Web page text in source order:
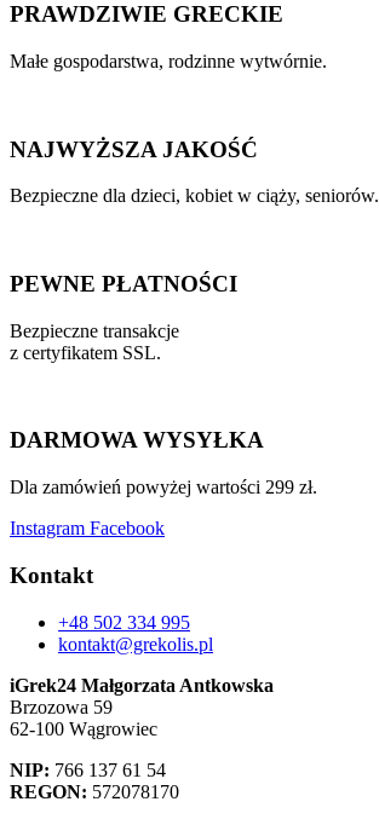
PRAWDZIWIE GRECKIE
Małe gospodarstwa, rodzinne wytwórnie.
NAJWYŻSZA JAKOŚĆ
Bezpieczne dla dzieci, kobiet w ciąży, seniorów.
PEWNE PŁATNOŚCI
Bezpieczne transakcje
z certyfikatem SSL.
DARMOWA WYSYŁKA
Dla zamówień powyżej wartości 299 zł.
Instagram Facebook
Kontakt
+48 502 334 995
kontakt@grekolis.pl
iGrek24 Małgorzata Antkowska
Brzozowa 59
62-100 Wągrowiec
NIP: 766 137 61 54
REGON: 572078170